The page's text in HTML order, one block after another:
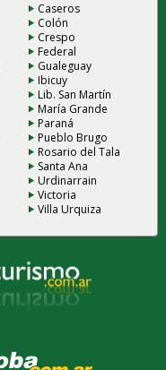
Caseros
Colón
Crespo
Federal
Gualeguay
Ibicuy
Lib. San Martín
María Grande
Paraná
Pueblo Brugo
Rosario del Tala
Santa Ana
Urdinarrain
Victoria
Villa Urquiza